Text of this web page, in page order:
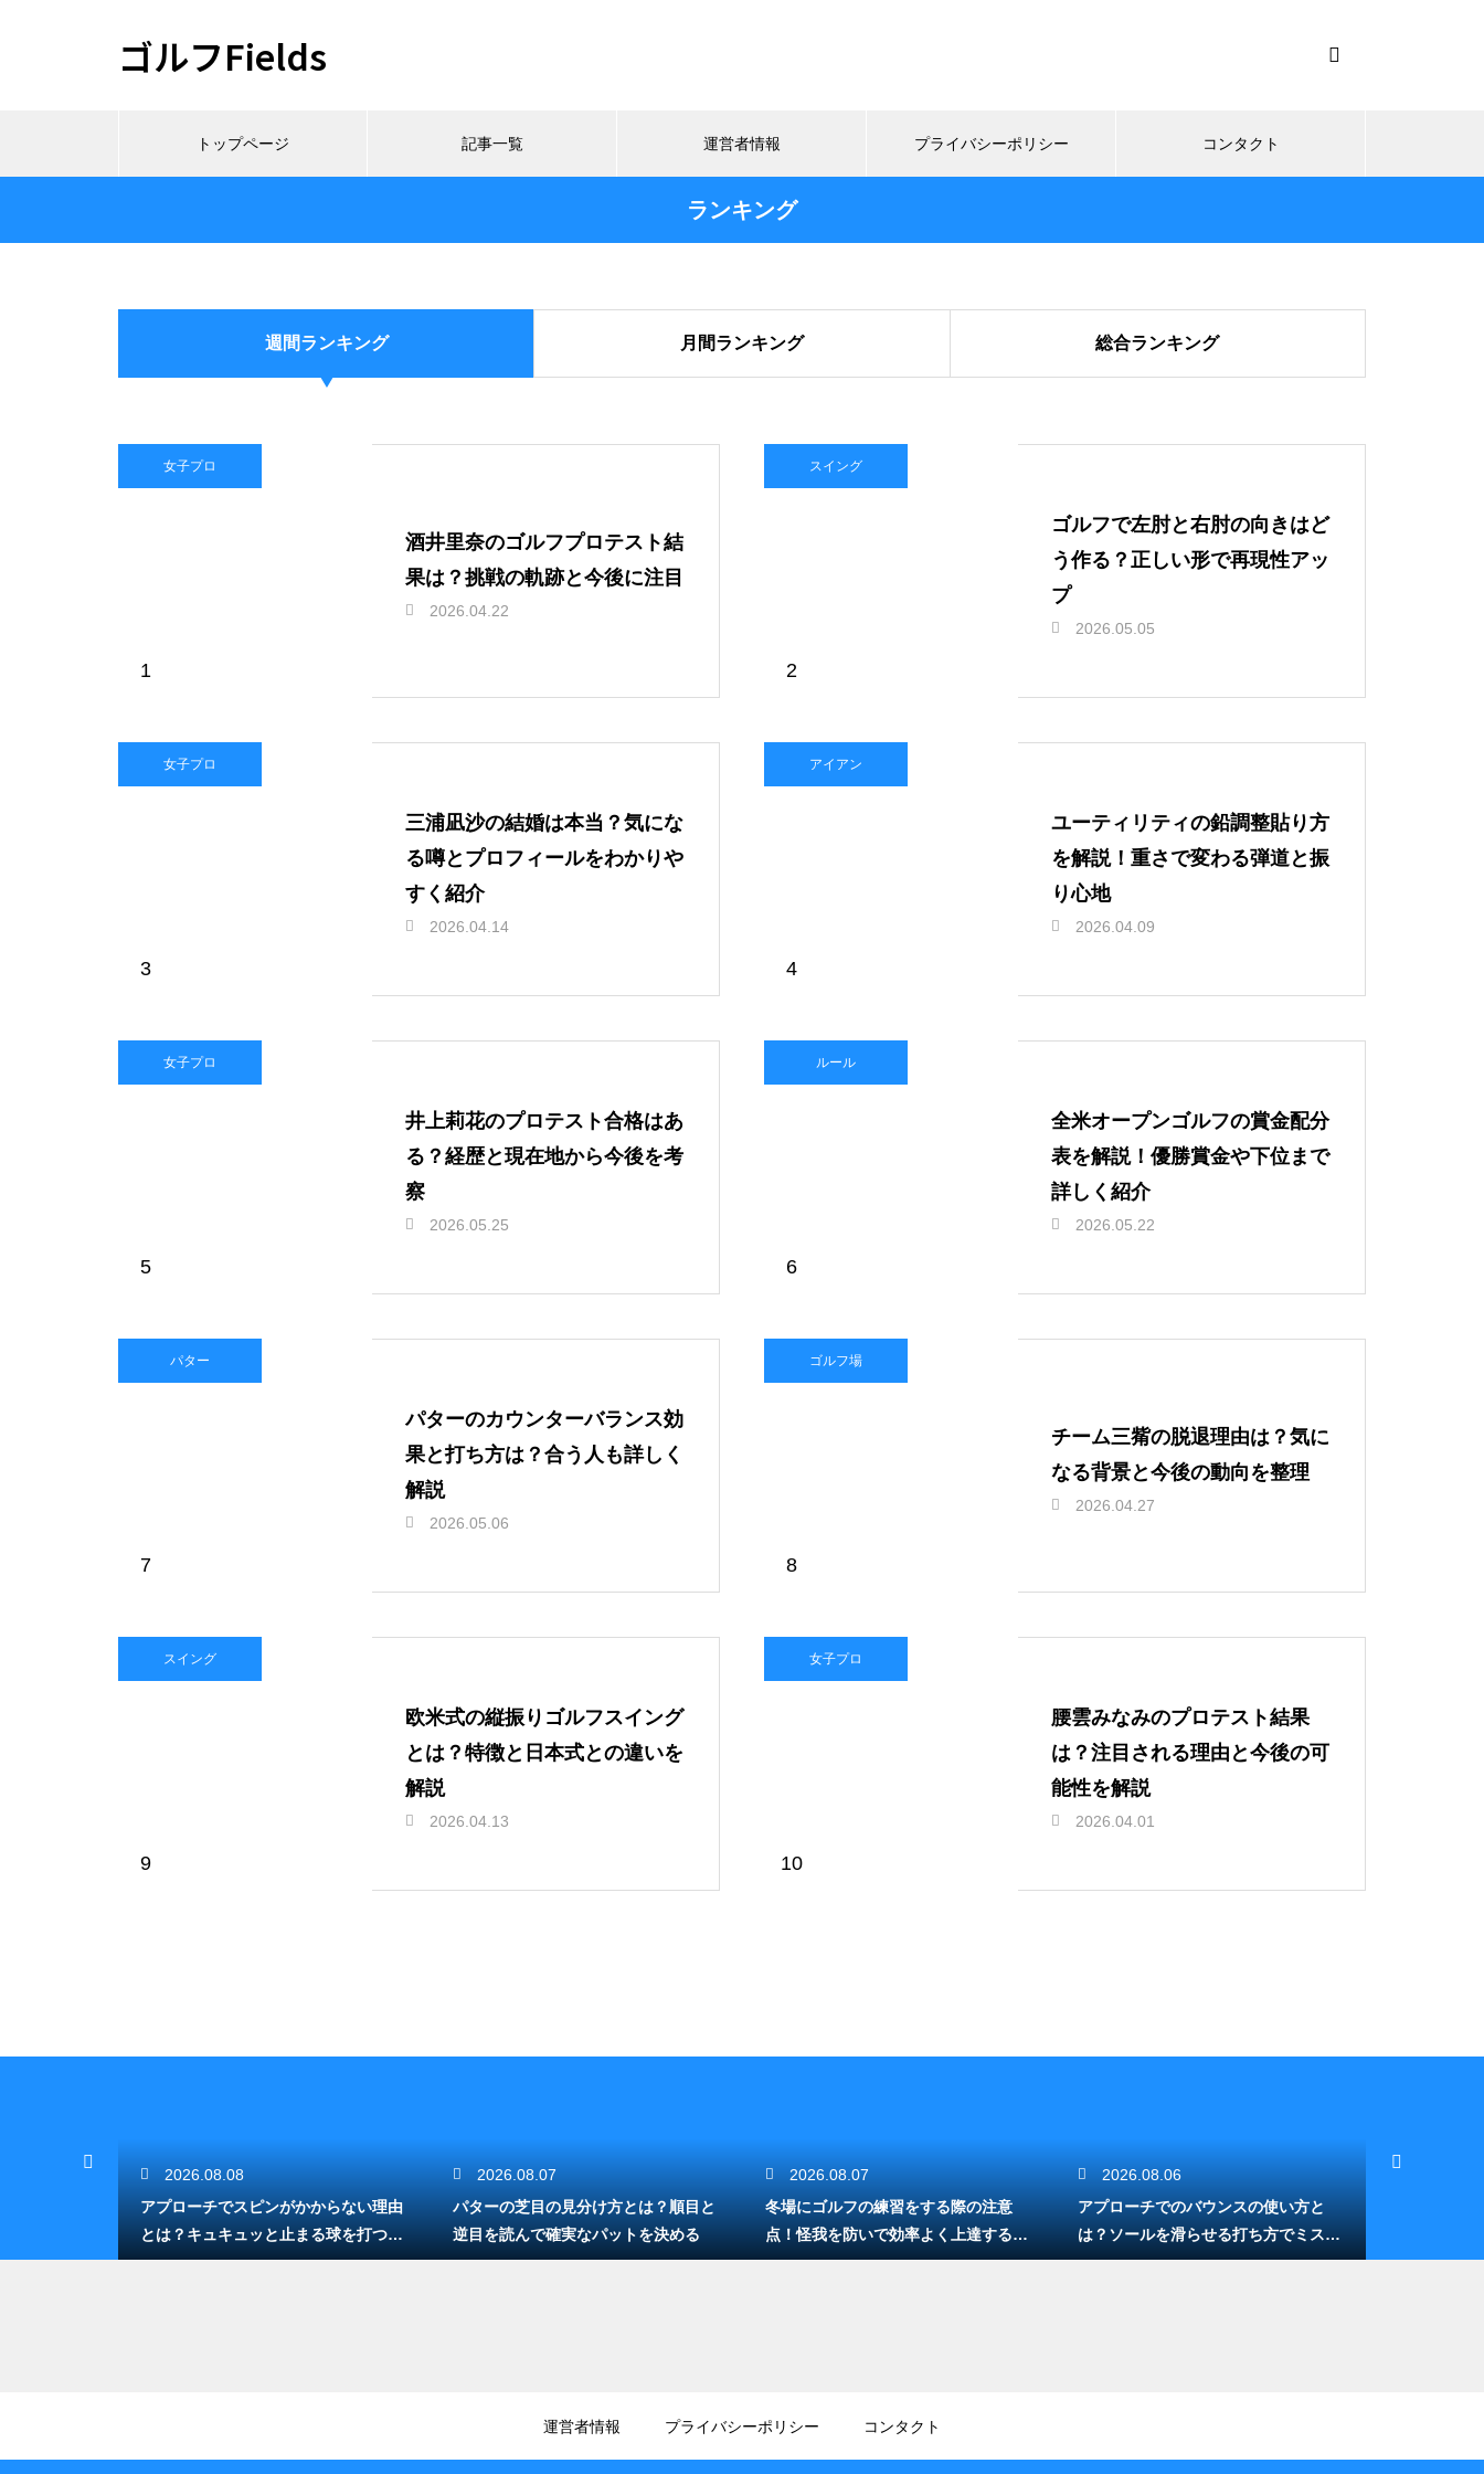
ゴルフFields
トップページ 記事一覧 運営者情報 プライバシーポリシー コンタクト
ランキング
週間ランキング 月間ランキング 総合ランキング
女子プロ
1
酒井里奈のゴルフプロテスト結
果は？挑戦の軌跡と今後に注目
2026.04.22
スイング
2
ゴルフで左肘と右肘の向きはど
う作る？正しい形で再現性アッ
プ
2026.05.05
女子プロ
3
三浦凪沙の結婚は本当？気にな
る噂とプロフィールをわかりや
すく紹介
2026.04.14
アイアン
4
ユーティリティの鉛調整貼り方
を解説！重さで変わる弾道と振
り心地
2026.04.09
女子プロ
5
井上莉花のプロテスト合格はあ
る？経歴と現在地から今後を考
察
2026.05.25
ルール
6
全米オープンゴルフの賞金配分
表を解説！優勝賞金や下位まで
詳しく紹介
2026.05.22
パター
7
パターのカウンターバランス効
果と打ち方は？合う人も詳しく
解説
2026.05.06
ゴルフ場
8
チーム三觜の脱退理由は？気に
なる背景と今後の動向を整理
2026.04.27
スイング
9
欧米式の縦振りゴルフスイング
とは？特徴と日本式との違いを
解説
2026.04.13
女子プロ
10
腰雲みなみのプロテスト結果
は？注目される理由と今後の可
能性を解説
2026.04.01
2026.08.08
アプローチでスピンがかからない理由
とは？キュキュッと止まる球を打つコ
ツ
2026.08.07
パターの芝目の見分け方とは？順目と
逆目を読んで確実なパットを決める
2026.08.07
冬場にゴルフの練習をする際の注意
点！怪我を防いで効率よく上達する方
法
2026.08.06
アプローチでのバウンスの使い方と
は？ソールを滑らせる打ち方でミスを
防ぐ
運営者情報 プライバシーポリシー コンタクト